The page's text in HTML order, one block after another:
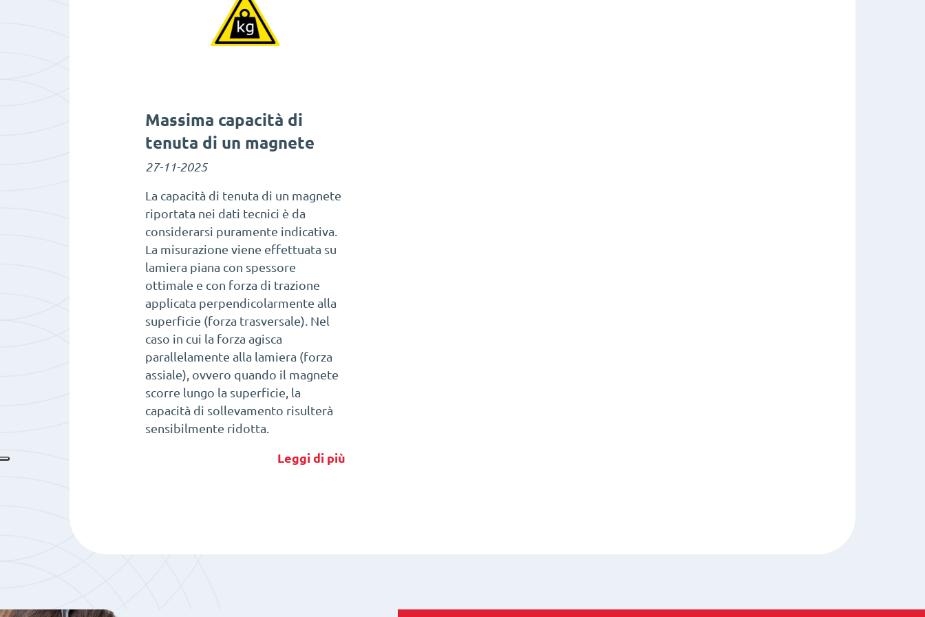
Massima capacità di
tenuta di un magnete
27-11-2025
La capacità di tenuta di un magnete
riportata nei dati tecnici è da
considerarsi puramente indicativa.
La misurazione viene effettuata su
lamiera piana con spessore
ottimale e con forza di trazione
applicata perpendicolarmente alla
superficie (forza trasversale). Nel
caso in cui la forza agisca
parallelamente alla lamiera (forza
assiale), ovvero quando il magnete
scorre lungo la superficie, la
capacità di sollevamento risulterà
sensibilmente ridotta.
Leggi di più